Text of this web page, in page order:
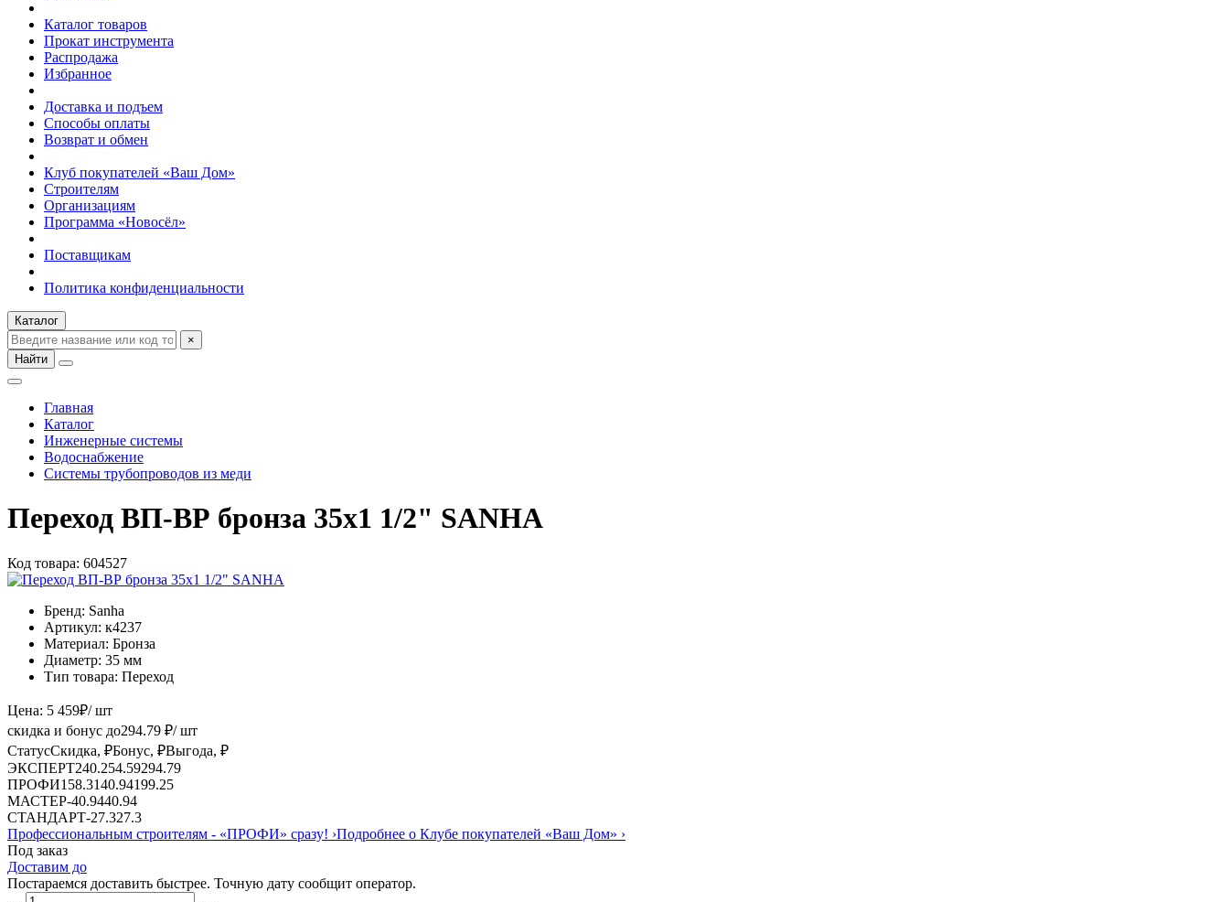
Каталог товаров
Прокат инструмента
Распродажа
Избранное
Доставка и подъем
Способы оплаты
Возврат и обмен
Клуб покупателей «Ваш Дом»
Строителям
Организациям
Программа «Новосёл»
Поставщикам
Политика конфиденциальности
Каталог
×
Найти
Главная
Каталог
Инженерные системы
Водоснабжение
Системы трубопроводов из меди
Переход ВП-ВР бронза 35x1 1/2" SANHA
Код товара: 604527
Бренд: Sanha
Артикул: к4237
Материал: Бронза
Диаметр: 35 мм
Тип товара: Переход
Цена: 5 459₽/ шт
скидка и бонус до294.79 ₽/ шт
СтатусСкидка, ₽Бонус, ₽Выгода, ₽
ЭКСПЕРТ240.254.59294.79
ПРОФИ158.3140.94199.25
МАСТЕР-40.9440.94
СТАНДАРТ-27.327.3
Профессиональным строителям - «ПРОФИ» сразу! ›Подробнее о Клубе покупателей «Ваш Дом» ›
Под заказ
Доставим до
Постараемся доставить быстрее. Точную дату сообщит оператор.